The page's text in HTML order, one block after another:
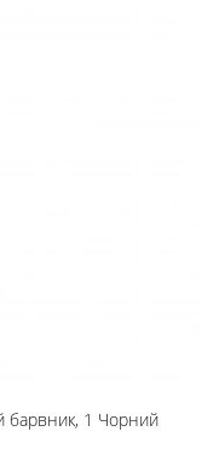
барвник, 1 Чорний